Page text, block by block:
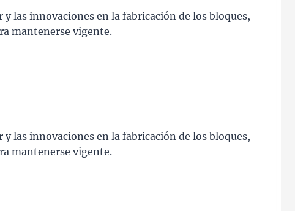
y las innovaciones en la fabricación de los bloques,
mantenerse vigente.
y las innovaciones en la fabricación de los bloques,
mantenerse vigente.